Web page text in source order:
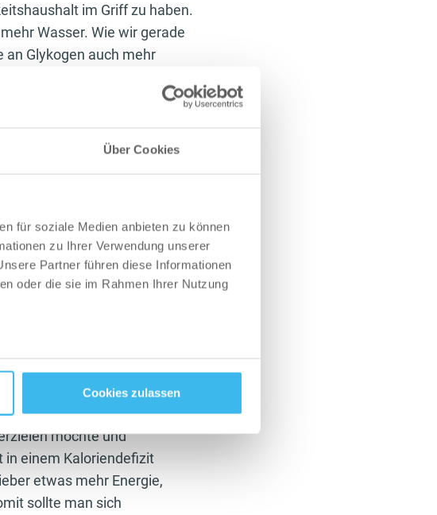
Über Cookies
für soziale Medien anbieten zu können
zu Ihrer Verwendung unserer
Partner führen diese Informationen
oder die sie im Rahmen Ihrer Nutzung
Cookies zulassen
im Griff zu haben.
Wasser. Wie wir gerade
an Glykogen auch mehr
nicht später mit Krämpfen und
es ratsam auch intraworkout
im Getränk oder als
schlimmeres als auf den
Da unserer Körper keine
dem Training mit
ausgerüstet sein.
größeren Mahlzeiten alles
das nötige
enden, wenn die Last
von reichhaltigen
für ständig besser
möchte und
in einem Kaloriendefizit
etwas mehr Energie,
sollte man sich